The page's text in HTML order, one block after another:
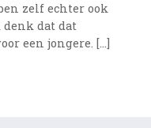
zelf echter ook
dat dat
een jongere. […]